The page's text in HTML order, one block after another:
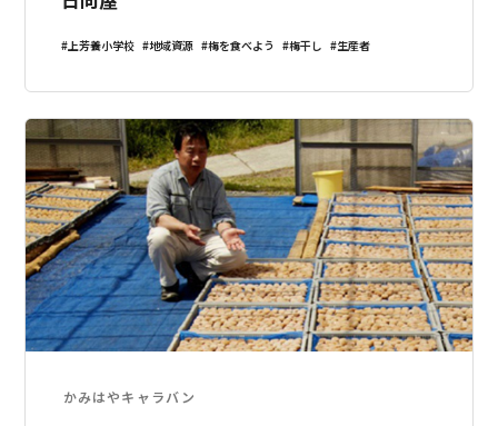
上芳養小学校 地域資源 梅を食べよう 梅干し 生産者
かみはやキャラバン